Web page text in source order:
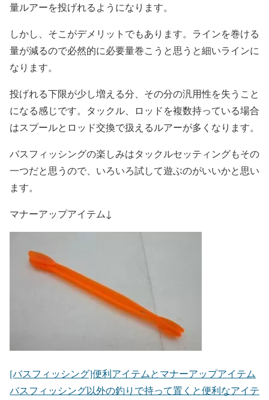
量ルアーを投げれるようになります。
しかし、そこがデメリットでもあります。ラインを巻ける
量が減るので必然的に必要量巻こうと思うと細いラインに
なります。
投げれる下限が少し増える分、その分の汎用性を失うこと
になる感じです。タックル、ロッドを複数持っている場合
はスプールとロッド交換で扱えるルアーが多くなります。
バスフィッシングの楽しみはタックルセッティングもその
一つだと思うので、いろいろ試して遊ぶのがいいかと思い
ます。
マナーアップアイテム↓
[バスフィッシング]便利アイテムとマナーアップアイテム
バスフィッシング以外の釣りで持って置くと便利なアイテ